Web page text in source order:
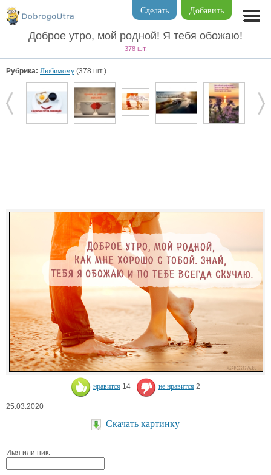
Добавить
Сделать
Доброе утро, мой родной! Я тебя обожаю!
378 шт.
Рубрика: Любимому (378 шт.)
нравится 14 не нравится 2
25.03.2020
Скачать картинку
Имя или ник: